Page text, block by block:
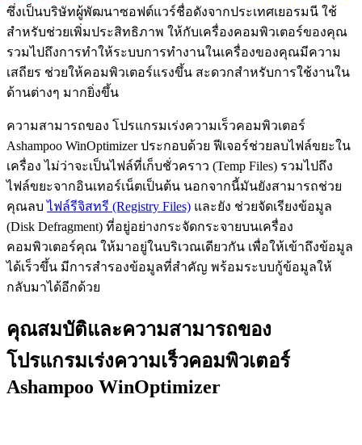
ซึ่งเป็นบริษัทผู้พัฒนาซอฟต์แวร์ชื่อดังจากประเทศเยอรมนี ใช้
สำหรับช่วยเพิ่มประสิทธิภาพ ให้กับเครื่องคอมพิวเตอร์ของคุณ
รวมไปถึงการทำให้ระบบการทำงานในเครื่องของคุณมีความ
เสถียร ช่วยให้คอมพิวเตอร์แรงขึ้น สะดวกสำหรับการใช้งานใน
ด้านต่างๆ มากยิ่งขึ้น
ความสามารถของ โปรแกรมเร่งความเร็วคอมพิวเตอร์
Ashampoo WinOptimizer ประกอบด้วย ฟีเจอร์ช่วยลบไฟล์ขยะใน
เครื่อง ไม่ว่าจะเป็นไฟล์ที่เก็บชั่วคราว (Temp Files) รวมไปถึง
ไฟล์ขยะจากอินเทอร์เน็ตเป็นต้น นอกจากนี้มันยังสามารถช่วย
คุณลบไฟล์รีจิสทรี (Registry Files) และยัง ช่วยจัดเรียงข้อมูล
(Disk Defragment) ที่อยู่อย่างกระจัดกระจายบนเครื่อง
คอมพิวเตอร์คุณ ให้มาอยู่ในบริเวณเดียวกัน เพื่อให้เข้าถึงข้อมูล
ได้เร็วขึ้น มีการสำรองข้อมูลที่สำคัญ พร้อมระบบกู้ข้อมูลให้
กลับมาได้อีกด้วย
คุณสมบัติและความสามารถของ
โปรแกรมเร่งความเร็วคอมพิวเตอร์
Ashampoo WinOptimizer